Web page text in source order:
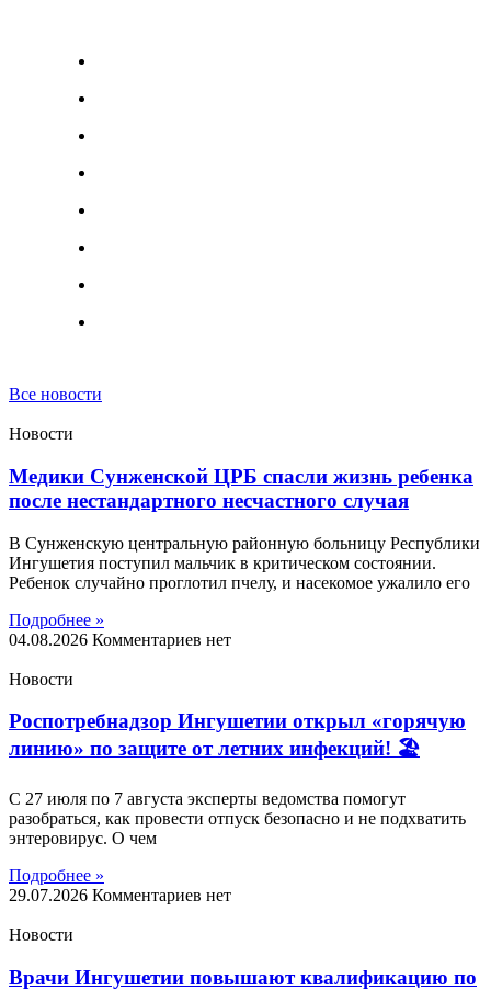
Все новости
Новости
Медики Сунженской ЦРБ спасли жизнь ребенка
после нестандартного несчастного случая
В Сунженскую центральную районную больницу Республики
Ингушетия поступил мальчик в критическом состоянии.
Ребенок случайно проглотил пчелу, и насекомое ужалило его
Подробнее »
04.08.2026 Комментариев нет
Новости
Роспотребнадзор Ингушетии открыл «горячую
линию» по защите от летних инфекций! 🏖
С 27 июля по 7 августа эксперты ведомства помогут
разобраться, как провести отпуск безопасно и не подхватить
энтеровирус. О чем
Подробнее »
29.07.2026 Комментариев нет
Новости
Врачи Ингушетии повышают квалификацию по